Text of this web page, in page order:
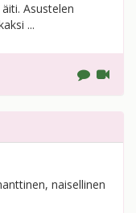
Asustelen
...
naisellinen